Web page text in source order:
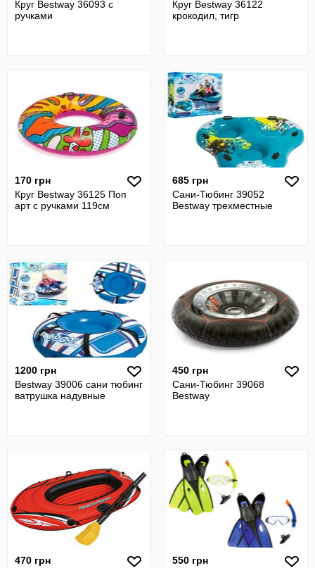
Круг Bestway 36093 с
ручками
Круг Bestway 36122
крокодил, тигр
170 грн
Круг Bestway 36125 Поп
арт с ручками 119см
685 грн
Сани-Тюбинг 39052
Bestway трехместные
1200 грн
Bestway 39006 сани тюбинг
ватрушка надувные
450 грн
Сани-Тюбинг 39068
Bestway
470 грн
550 грн